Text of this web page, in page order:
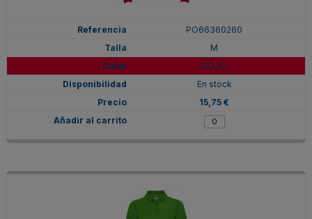
PO66360260
M
ROJO
En stock
15,75 €